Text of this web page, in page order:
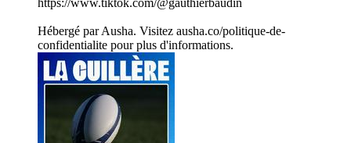
https://www.tiktok.com/@gauthierbaudin
Hébergé par Ausha. Visitez ausha.co/politique-de-
confidentialite pour plus d'informations.